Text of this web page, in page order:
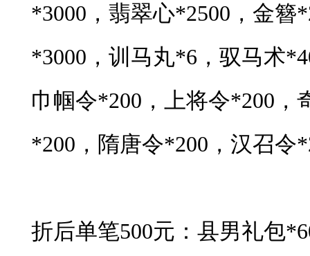
*3000，翡翠心*2500，金簪
*3000，训马丸*6，驭马术
巾帼令*200，上将令*200，
*200，隋唐令*200，汉召令
折后单笔500元：县男礼包